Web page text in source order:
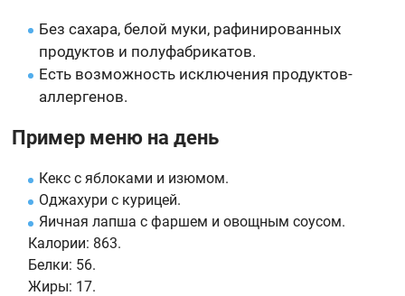
Без сахара, белой муки, рафинированных
продуктов и полуфабрикатов.
Есть возможность исключения продуктов-
аллергенов.
Пример меню на день
Кекс с яблоками и изюмом.
Оджахури с курицей.
Яичная лапша с фаршем и овощным соусом.
Калории: 863.
Белки: 56.
Жиры: 17.